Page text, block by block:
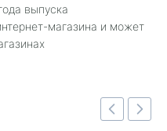
выпуска
магазина и может
Быстрый просмотр